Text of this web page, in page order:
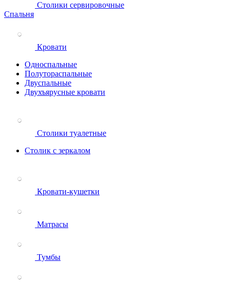
Столики сервировочные
Спальня
Кровати
Односпальные
Полутораспальные
Двуспальные
Двухъярусные кровати
Столики туалетные
Столик с зеркалом
Кровати-кушетки
Матрасы
Тумбы